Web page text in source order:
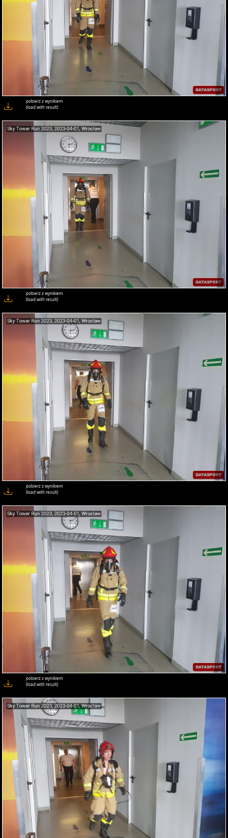
pobierz z wynikiem
(load with result)
pobierz z wynikiem
(load with result)
pobierz z wynikiem
(load with result)
pobierz z wynikiem
(load with result)